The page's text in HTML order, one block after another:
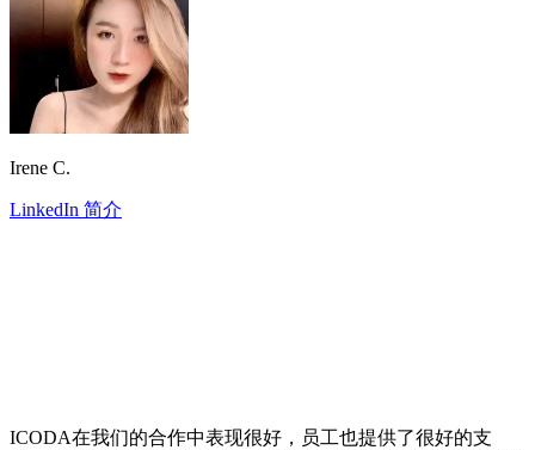
Irene C.
LinkedIn 简介
ICODA在我们的合作中表现很好，员工也提供了很好的支